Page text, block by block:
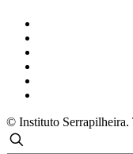
© Instituto Serrapilheira.